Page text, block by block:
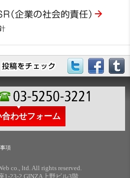
合わせフォーム
項
co., ltd. All rights reserved.
1-23-2 GINZA上野ビル3階